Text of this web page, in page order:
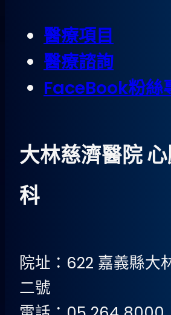
醫療項目
醫療諮詢
FaceBook粉絲
大林慈濟醫院
科
院址：622 嘉義縣大
二號